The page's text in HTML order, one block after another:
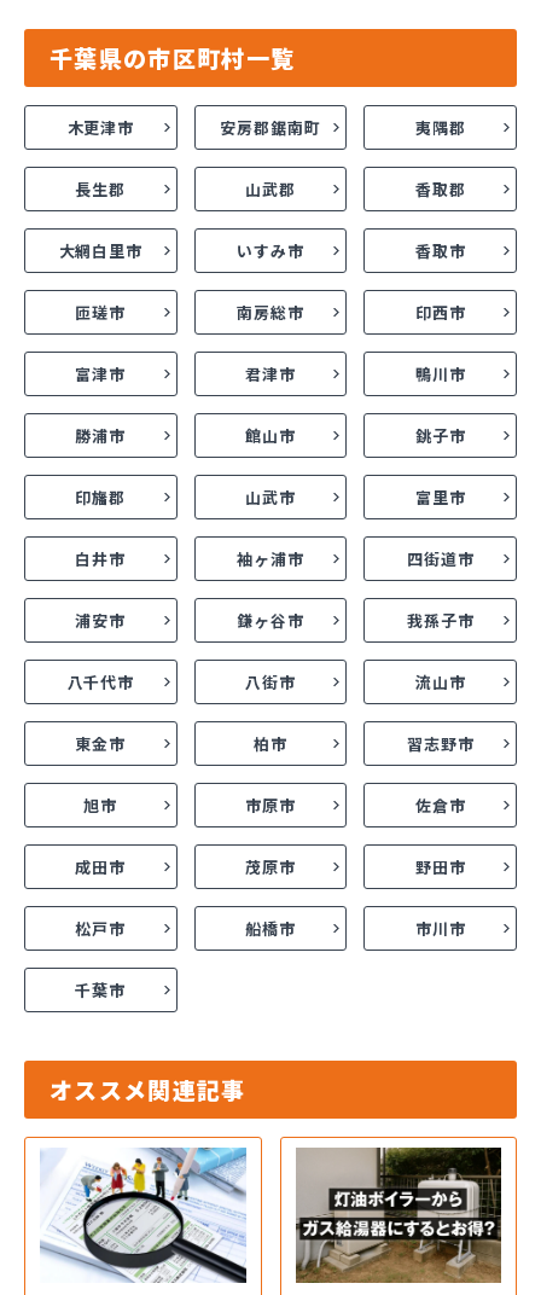
千葉県の市区町村一覧
木更津市 安房郡鋸南町 夷隅郡
長生郡 山武郡 香取郡
大網白里市 いすみ市 香取市
匝瑳市 南房総市 印西市
富津市 君津市 鴨川市
勝浦市 館山市 銚子市
印旛郡 山武市 富里市
白井市 袖ヶ浦市 四街道市
浦安市 鎌ヶ谷市 我孫子市
八千代市 八街市 流山市
東金市 柏市 習志野市
旭市 市原市 佐倉市
成田市 茂原市 野田市
松戸市 船橋市 市川市
千葉市
オススメ関連記事